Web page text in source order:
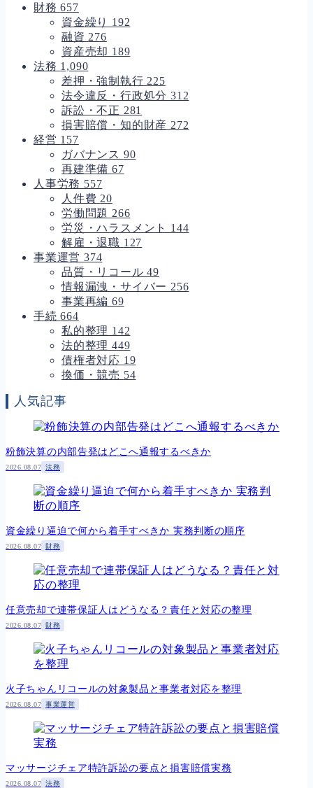
財務657
資金繰り 192
融資 276
資産売却 189
法務 1,090
差押・強制執行 225
法令違反・行政処分312
訴訟・不正 281
損害賠償・知的財産 272
経営 157
ガバナンス 90
再建準備 67
人事労務 557
人件費 20
労働問題 266
労災・ハラスメント 144
解雇・退職 127
事業運営 374
品質・リコール49
情報漏洩・サイバー 256
事業再編 69
手続664
私的整理 142
法的整理 449
債権者対応 19
換価・競売 54
人気記事
粉飾決算の内部告発はどこへ通報するべきか
2026.08.07 法務
資金繰り逼迫で何から着手すべきか 実務判断の順序
2026.08.07 財務
任意売却で連帯保証人はどうなる？責任と対応の整理
2026.08.07 財務
火子ちゃんリコールの対象製品と事業者対応を整理
2026.08.07 事業運営
マッサージチェア特許訴訟の要点と損害賠償実務
2026.08.07 法務